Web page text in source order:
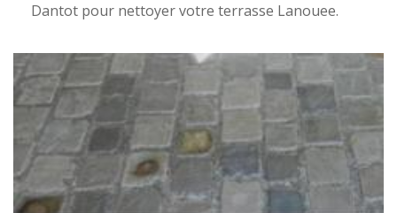
Dantot pour nettoyer votre terrasse Lanouee.